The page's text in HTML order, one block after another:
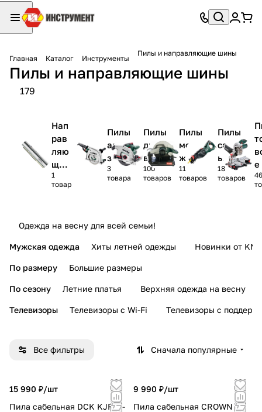
Главная Каталог Инструменты
Пилы и направляющие шины
Пилы и направляющие шины
179
Нап
рав
ляю
щие
шин
ы и
кту
е
1
товар
Пилы
алма
зные
3
товара
Пилы
диско
вые
100
товаров
Пилы
монта
жные
11
товаров
Пилы
сабел
ьные
18
товаров
е
Одежда на весну для всей семьи!
Мужская одежда Хиты летней одежды Новинки от KMI
По размеру Большие размеры
По сезону Летние платья Верхняя одежда на весну
Телевизоры Телевизоры с Wi-Fi Телевизоры с
Все фильтры Сначала популярные
15 990 ₽/шт
Пила сабельная DCK KJF02-
9 990 ₽/шт
Пила сабельная CROWN